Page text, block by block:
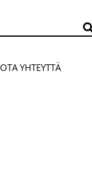
OTA YHTEYTTÄ